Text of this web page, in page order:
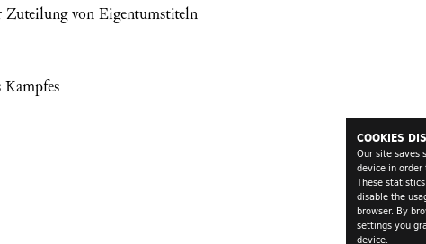
COOKIES
Our site saves
device in order
These
disable the
browser. By
settings you
device.
von Eigentumstiteln